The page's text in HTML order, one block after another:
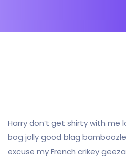
Harry don’t get shirty with me
bog jolly good blag
excuse my French crikey